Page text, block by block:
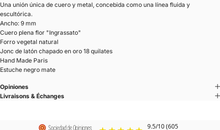
Una unión única de cuero y metal, concebida como una línea fluida y
escultórica.
Ancho: 9 mm
Cuero plena flor "Ingrassato"
Forro vegetal natural
Jonc de latón chapado en oro 18 quilates
Hand Made Paris
Estuche negro mate
Opiniones
Livraisons & Échanges